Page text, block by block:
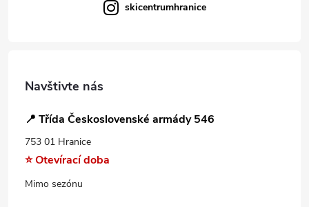
skicentrumhranice
Navštivte nás
📍 Třída Československé armády 546
753 01 Hranice
⭐ Otevírací doba
Mimo sezónu